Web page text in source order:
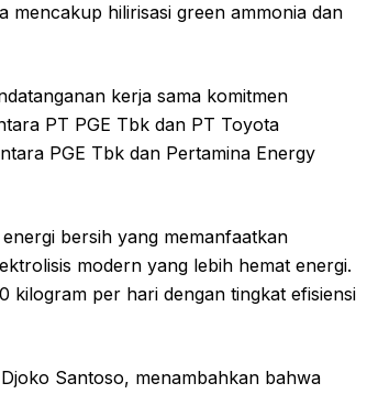
mencakup hilirisasi green ammonia dan
kerja sama komitmen
PT PGE Tbk dan PT Toyota
PGE Tbk dan Pertamina Energy
bersih yang memanfaatkan
modern yang lebih hemat energi.
kilogram per hari dengan tingkat efisiensi
Santoso, menambahkan bahwa